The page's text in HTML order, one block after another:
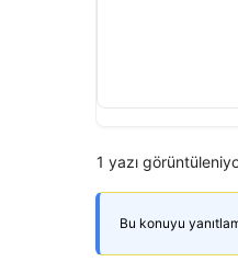
1 yazı
Bu konuyu